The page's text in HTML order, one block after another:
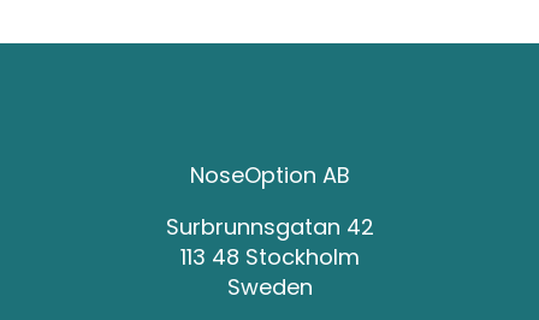
NoseOption AB
Surbrunnsgatan 42
113 48 Stockholm
Sweden